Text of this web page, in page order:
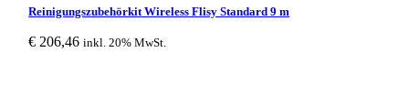
Reinigungszubehörkit Wireless Flisy Standard 9 m
€ 206,46 inkl. 20% MwSt.